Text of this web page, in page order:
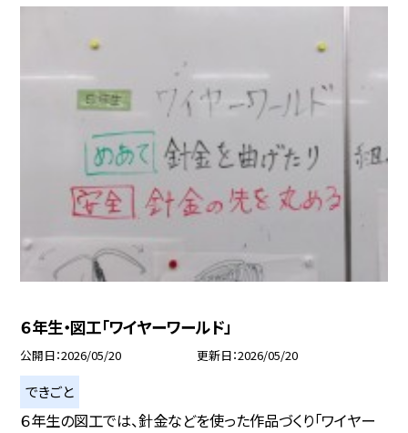
６年生・図工「ワイヤーワールド」
公開日 2026/05/20 更新日 2026/05/20
できごと
６年生の図工では、針金などを使った作品づくり「ワイヤー